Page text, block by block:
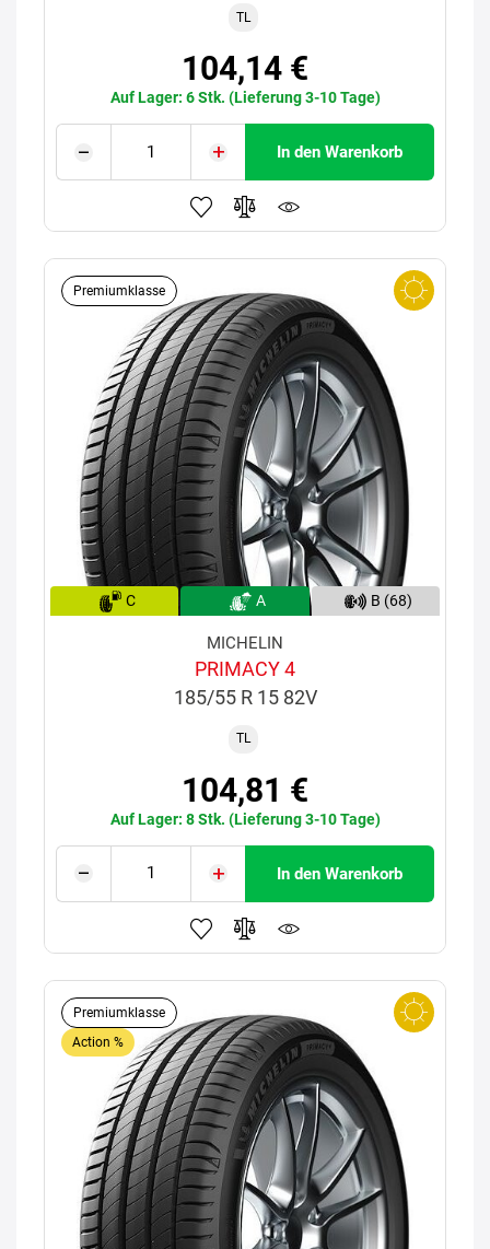
TL
104,14 €
Auf Lager: 6 Stk. (Lieferung 3-10 Tage)
In den Warenkorb
Premiumklasse
C A B (68)
MICHELIN
PRIMACY 4
185/55 R 15 82V
TL
104,81 €
Auf Lager: 8 Stk. (Lieferung 3-10 Tage)
In den Warenkorb
Premiumklasse
Action %